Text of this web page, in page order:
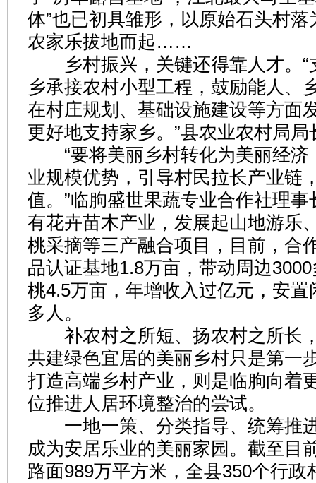
体”也已初具雏形，以原始石头村
农家乐拔地而起……
乡村振兴，关键还得靠人才。“
乡承接农村小型工程，鼓励能人、
在村庄规划、基础设施建设等方面
更好地支持家乡。”县农业农村局
“要将美丽乡村转化为美丽经济
业规模优势，引导村民拉长产业链
值。”临朐盛世果蔬专业合作社理
有花卉苗木产业，发展起山地游乐
桃采摘等三产融合项目，目前，合
品认证基地1.8万亩，带动周边
桃4.5万亩，年增收入过亿元，安置
多人。
补农村之所短、扬农村之所长
共建绿色宜居的美丽乡村只是第一
打造高端乡村产业，则是临朐向着
位推进人居环境整治的尝试。
一地一策、分类指导、统筹推
成为安居乐业的美丽家园。截至目
路面989万平方米，全县350个行政